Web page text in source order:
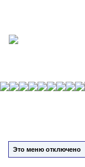
Это меню отключено